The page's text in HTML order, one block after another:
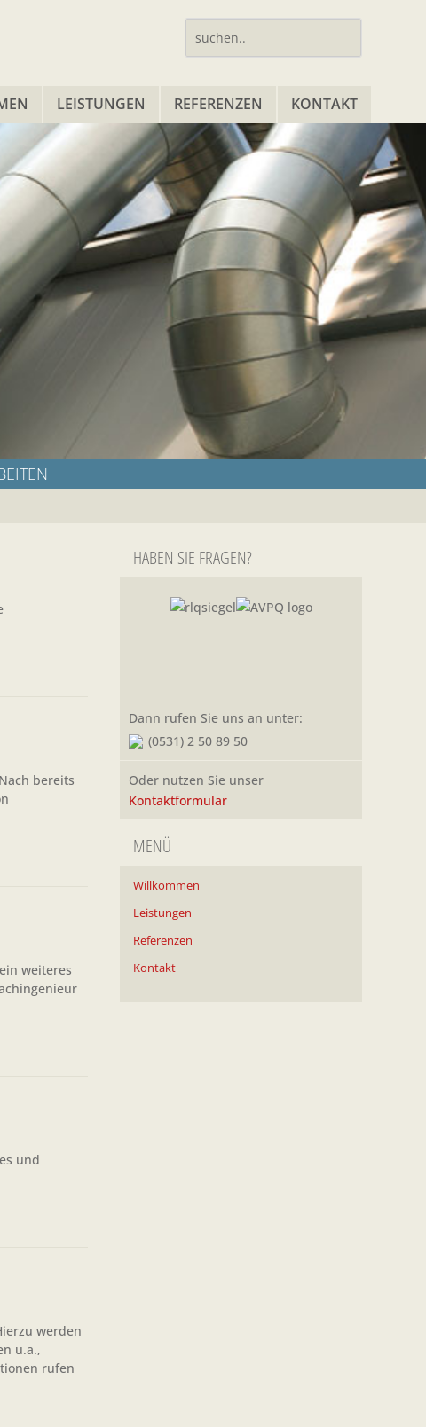
LEISTUNGEN REFERENZEN KONTAKT
bereits
weiteres
und
werden
u.a.,
rufen
HABEN SIE FRAGEN?
Dann rufen Sie uns an unter:
(0531) 2 50 89 50
Oder nutzen Sie unser
Kontaktformular
MENÜ
Willkommen
Leistungen
Referenzen
Kontakt